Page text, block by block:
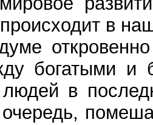
в
богатыми и
в